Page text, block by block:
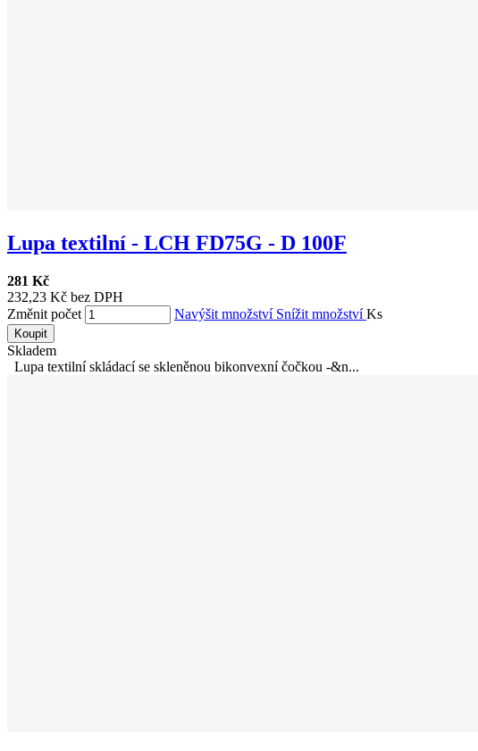
Lupa textilní - LCH FD75G - D 100F
281 Kč
232,23 Kč bez DPH
Změnit počet
Navýšit množství Snížit množstvíKs
Koupit
Skladem
Lupa textilní skládací se skleněnou bikonvexní čočkou -&n...